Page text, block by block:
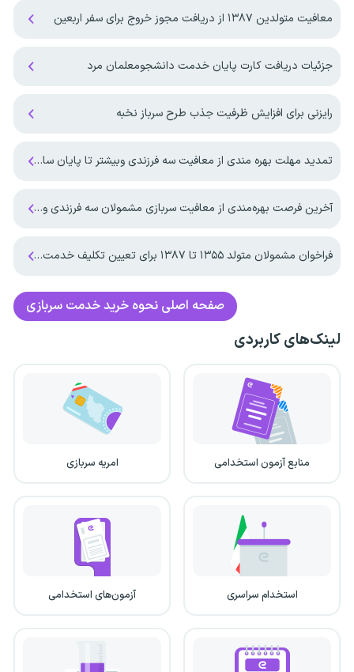
معافیت متولدین ۱۳۸۷ از دریافت مجوز خروج برای سفر اربعین
جزئیات دریافت کارت پایان خدمت دانشجومعلمان مرد
رایزنی برای افزایش ظرفیت جذب طرح سرباز نخبه
تمدید مهلت بهره مندی از معافیت سه فرزندی وبیشتر تا پایان سال ۱۴۰۷ ‌
آخرین فرصت بهره‌مندی از معافیت سربازی مشمولان سه فرزندی و بیشتر تا پایان شهریور ماه ۱۴۰۵
فراخوان مشمولان متولد ۱۳۵۵ تا ۱۳۸۷ برای تعیین تکلیف خدمت وظیفه عمومی
صفحه اصلی نحوه خرید خدمت سربازی
لینک‌های کاربردی
منابع آزمون استخدامی امریه سربازی
استخدام سراسری آزمون‌های استخدامی